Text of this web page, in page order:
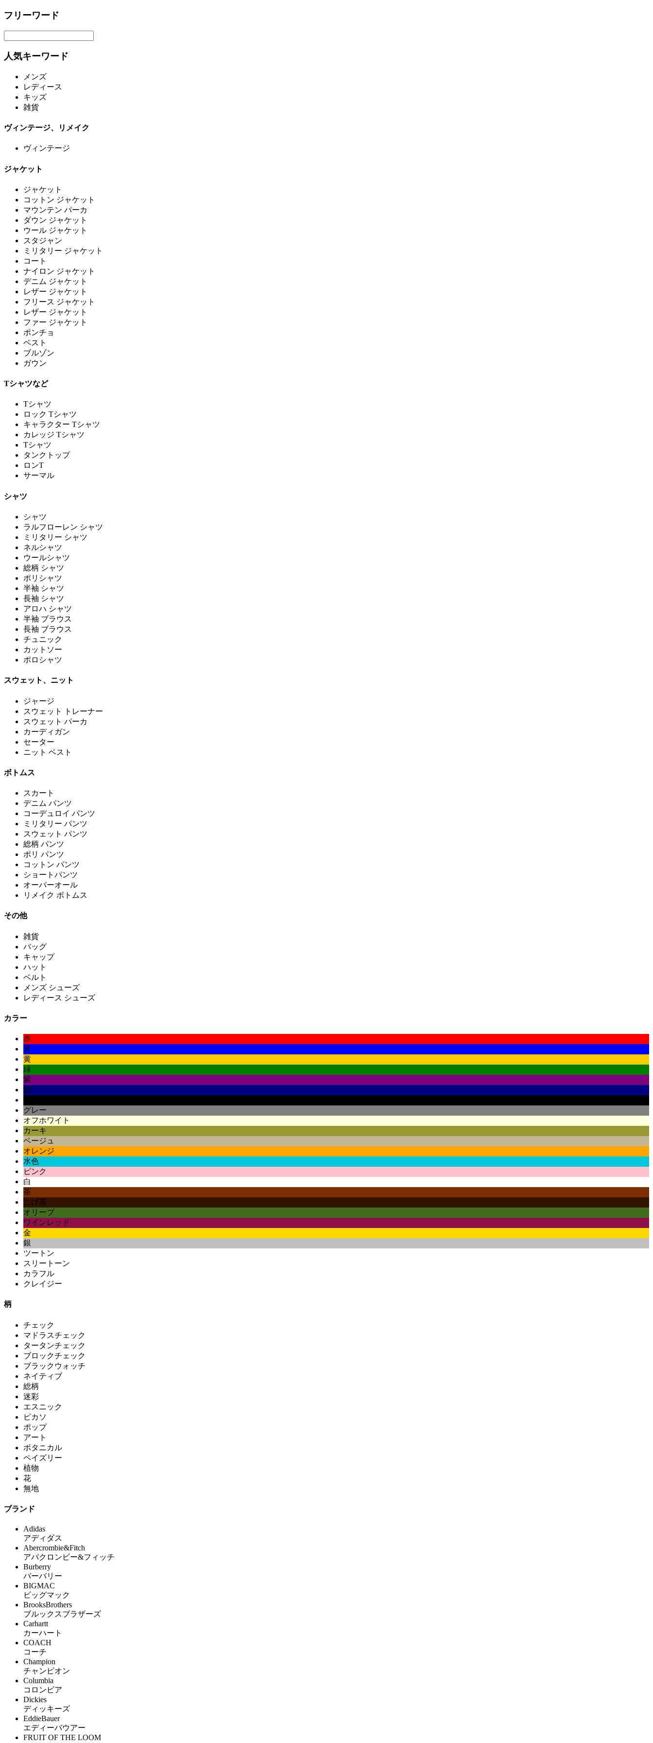
フリーワード
人気キーワード
メンズ
レディース
キッズ
雑貨
ヴィンテージ、リメイク
ヴィンテージ
ジャケット
ジャケット
コットン ジャケット
マウンテン パーカ
ダウン ジャケット
ウール ジャケット
スタジャン
ミリタリー ジャケット
コート
ナイロン ジャケット
デニム ジャケット
レザー ジャケット
フリース ジャケット
レザー ジャケット
ファー ジャケット
ポンチョ
ベスト
ブルゾン
ガウン
Tシャツなど
Tシャツ
ロック Tシャツ
キャラクター Tシャツ
カレッジ Tシャツ
Tシャツ
タンクトップ
ロンT
サーマル
シャツ
シャツ
ラルフローレン シャツ
ミリタリー シャツ
ネルシャツ
ウールシャツ
総柄 シャツ
ポリシャツ
半袖 シャツ
長袖 シャツ
アロハ シャツ
半袖 ブラウス
長袖 ブラウス
チュニック
カットソー
ポロシャツ
スウェット、ニット
ジャージ
スウェット トレーナー
スウェット パーカ
カーディガン
セーター
ニット ベスト
ボトムス
スカート
デニム パンツ
コーデュロイ パンツ
ミリタリー パンツ
スウェット パンツ
総柄 パンツ
ポリ パンツ
コットン パンツ
ショートパンツ
オーバーオール
リメイク ボトムス
その他
雑貨
バッグ
キャップ
ハット
ベルト
メンズ シューズ
レディース シューズ
カラー
赤
青
黄
緑
紫
紺
グレー
オフホワイト
カーキ
ベージュ
オレンジ
水色
ピンク
白
茶
こげ茶
オリーブ
ワインレッド
金
銀
ツートン
スリートーン
カラフル
クレイジー
柄
チェック
マドラスチェック
タータンチェック
ブロックチェック
ブラックウォッチ
ネイティブ
総柄
迷彩
エスニック
ピカソ
ポップ
アート
ボタニカル
ペイズリー
植物
花
無地
ブランド
Adidas
アディダス
Abercrombie&Fitch
アバクロンビー&フィッチ
Burberry
バーバリー
BIGMAC
ビッグマック
BrooksBrothers
ブルックスブラザーズ
Carhartt
カーハート
COACH
コーチ
Champion
チャンピオン
Columbia
コロンビア
Dickies
ディッキーズ
EddieBauer
エディーバウアー
FRUIT OF THE LOOM